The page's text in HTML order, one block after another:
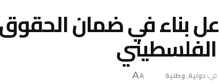
بناء في ضمان الحقوق
في:دولية,وطنية A
A